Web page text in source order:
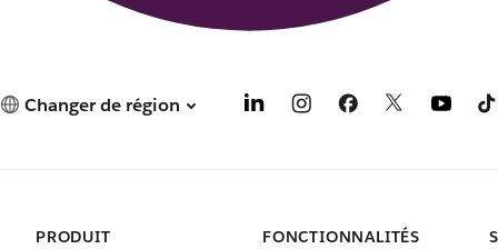
Changer de région
PRODUIT
FONCTIONNALITÉS